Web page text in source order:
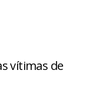
vítimas de